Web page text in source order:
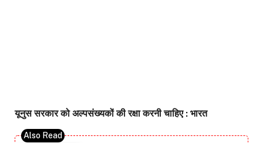
यूनुस सरकार को अल्पसंख्यकों की रक्षा करनी चाहिए : भारत